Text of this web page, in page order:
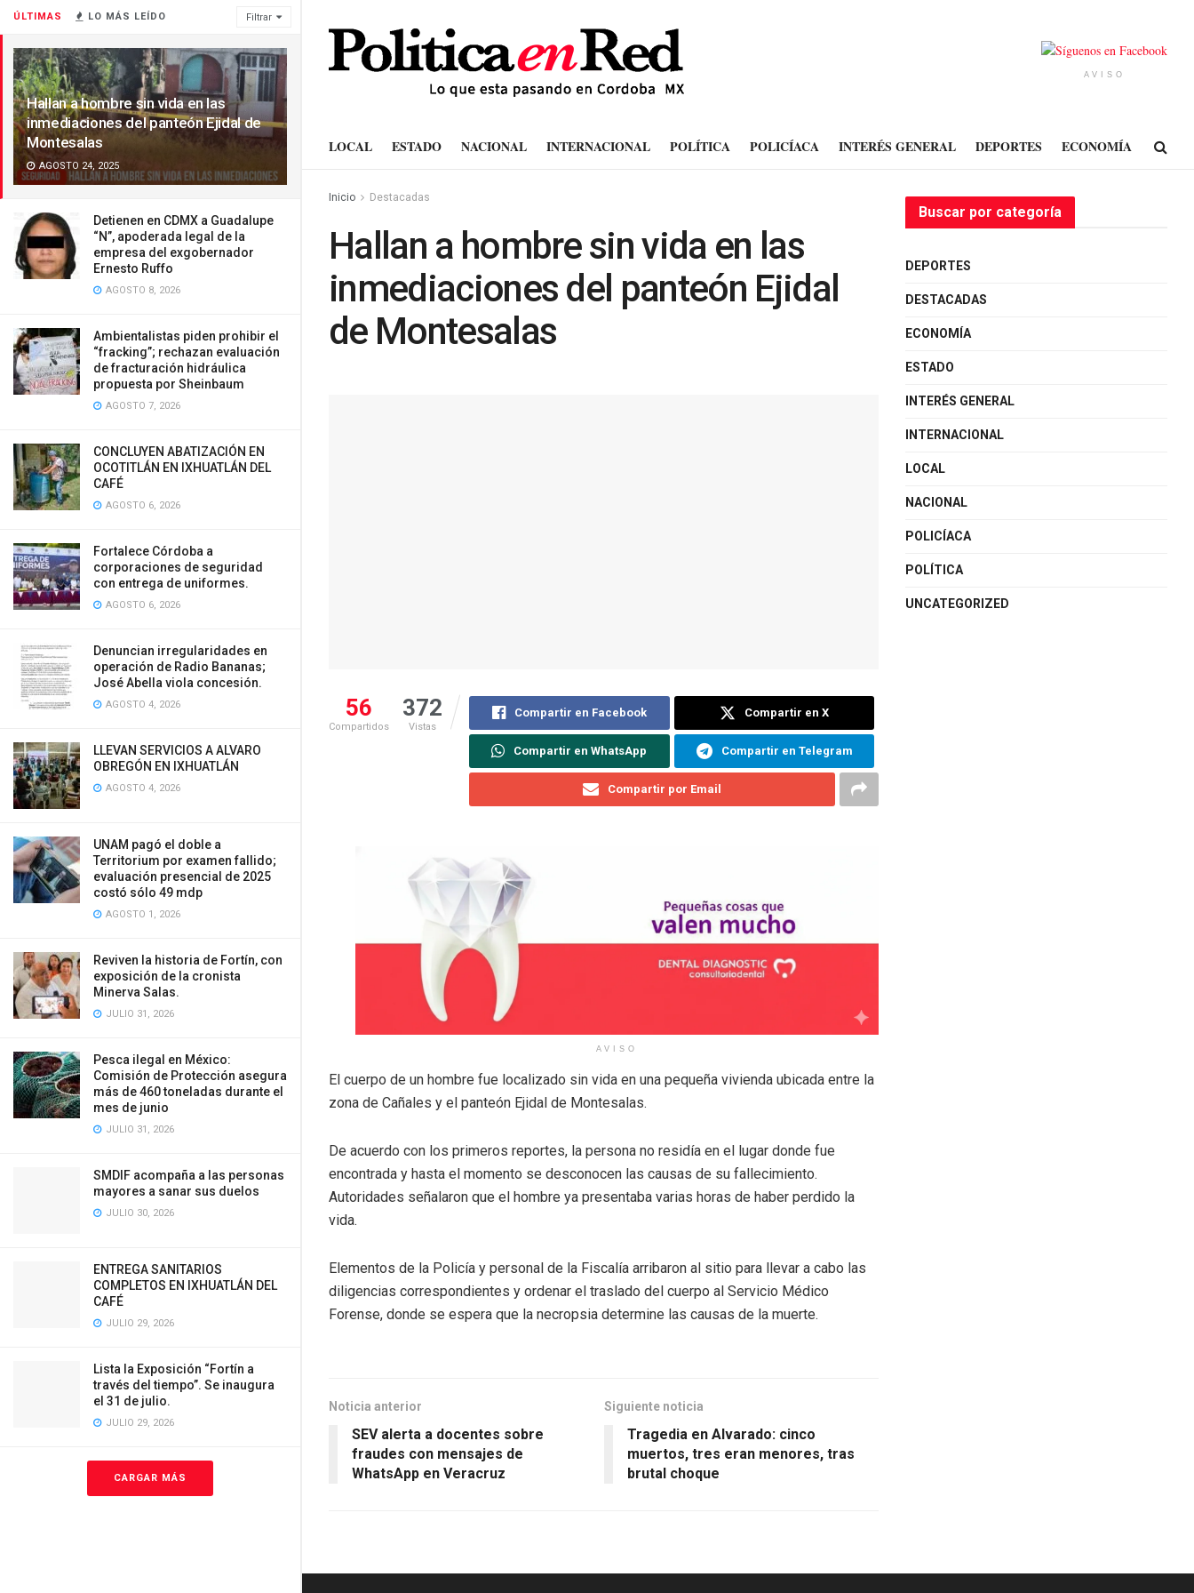
ÚLTIMAS LO MÁS LEÍDO Filtrar
Hallan a hombre sin vida en las
inmediaciones del panteón Ejidal de
Montesalas
AGOSTO 24, 2025
Detienen en CDMX a Guadalupe
“N”, apoderada legal de la
empresa del exgobernador
Ernesto Ruffo
AGOSTO 8, 2026
Ambientalistas piden prohibir el
“fracking”; rechazan evaluación
de fracturación hidráulica
propuesta por Sheinbaum
AGOSTO 7, 2026
CONCLUYEN ABATIZACIÓN EN
OCOTITLÁN EN IXHUATLÁN DEL
CAFÉ
AGOSTO 6, 2026
Fortalece Córdoba a
corporaciones de seguridad
con entrega de uniformes.
AGOSTO 6, 2026
Denuncian irregularidades en
operación de Radio Bananas;
José Abella viola concesión.
AGOSTO 4, 2026
LLEVAN SERVICIOS A ALVARO
OBREGÓN EN IXHUATLÁN
AGOSTO 4, 2026
UNAM pagó el doble a
Territorium por examen fallido;
evaluación presencial de 2025
costó sólo 49 mdp
AGOSTO 1, 2026
Reviven la historia de Fortín, con
exposición de la cronista
Minerva Salas.
JULIO 31, 2026
Pesca ilegal en México:
Comisión de Protección asegura
más de 460 toneladas durante el
mes de junio
JULIO 31, 2026
SMDIF acompaña a las personas
mayores a sanar sus duelos
JULIO 30, 2026
ENTREGA SANITARIOS
COMPLETOS EN IXHUATLÁN DEL
CAFÉ
JULIO 29, 2026
Lista la Exposición “Fortín a
través del tiempo”. Se inaugura
el 31 de julio.
JULIO 29, 2026
CARGAR MÁS
AVISO
LOCAL ESTADO NACIONAL INTERNACIONAL POLÍTICA POLICÍACA INTERÉS GENERAL DEPORTES ECONOMÍA
Inicio Destacadas
Hallan a hombre sin vida en las
inmediaciones del panteón Ejidal
de Montesalas
56
Compartidos
372
Vistas
Compartir en Facebook Compartir en X
Compartir en WhatsApp Compartir en Telegram
Compartir por Email
AVISO
El cuerpo de un hombre fue localizado sin vida en una pequeña vivienda ubicada entre la
zona de Cañales y el panteón Ejidal de Montesalas.
De acuerdo con los primeros reportes, la persona no residía en el lugar donde fue
encontrada y hasta el momento se desconocen las causas de su fallecimiento.
Autoridades señalaron que el hombre ya presentaba varias horas de haber perdido la
vida.
Elementos de la Policía y personal de la Fiscalía arribaron al sitio para llevar a cabo las
diligencias correspondientes y ordenar el traslado del cuerpo al Servicio Médico
Forense, donde se espera que la necropsia determine las causas de la muerte.
Noticia anterior
SEV alerta a docentes sobre
fraudes con mensajes de
WhatsApp en Veracruz
Siguiente noticia
Tragedia en Alvarado: cinco
muertos, tres eran menores, tras
brutal choque
Buscar por categoría
DEPORTES
DESTACADAS
ECONOMÍA
ESTADO
INTERÉS GENERAL
INTERNACIONAL
LOCAL
NACIONAL
POLICÍACA
POLÍTICA
UNCATEGORIZED